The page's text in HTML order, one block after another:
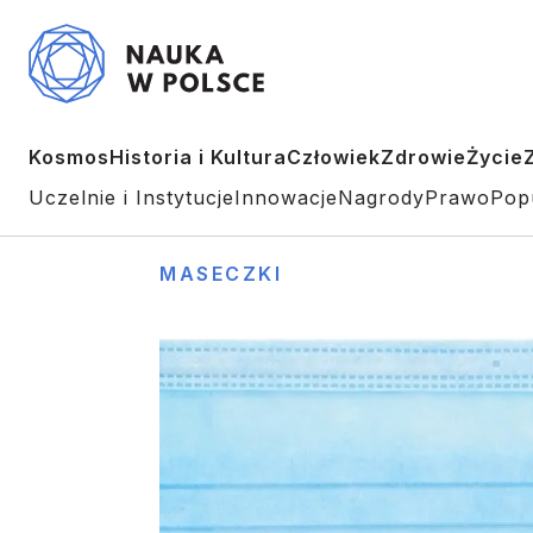
KosmosHistoria i KulturaCzłowiekZdrowieŻycie
Uczelnie i InstytucjeInnowacjeNagrodyPrawo
MASECZKI